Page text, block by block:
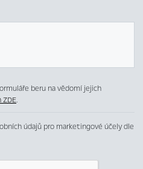
beru na vědomí jejich
ZDE.
údajů pro marketingové účely dle